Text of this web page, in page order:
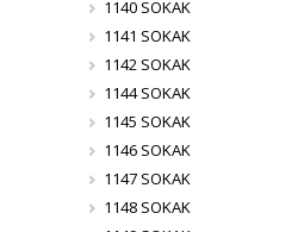
1140 SOKAK
1141 SOKAK
1142 SOKAK
1144 SOKAK
1145 SOKAK
1146 SOKAK
1147 SOKAK
1148 SOKAK